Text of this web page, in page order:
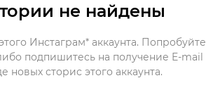
не найдены
Инстаграм* аккаунта. Попробуйте
подпишитесь на получение E-mail
новых сторис этого аккаунта.